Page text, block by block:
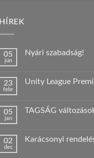
HÍREK
05
jún
Nyári szabadság!
Nyári
23
febr
Unity League
Unity
bejegyzéshez
05
jan
TAGSÁG
TAGSÁG
02
dec
Karácsonyi